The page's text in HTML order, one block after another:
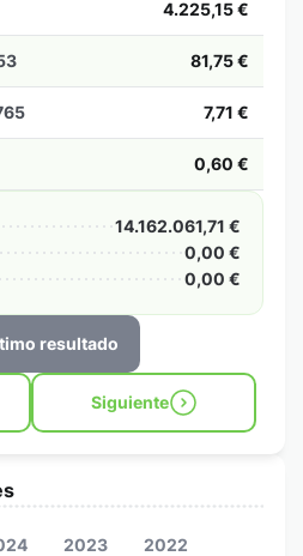
4.225,15 €
81,75 €
7,71 €
0,60 €
14.162.061,71 €
0,00 €
0,00 €
resultado
Siguiente
2023
2022